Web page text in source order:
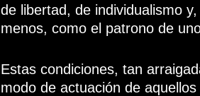
de libertad, de individualismo
menos, como el patrono de
Estas condiciones, tan
modo de actuación de